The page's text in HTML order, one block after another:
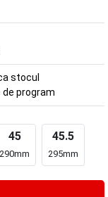
stocul
de program
45
290mm
45.5
295mm